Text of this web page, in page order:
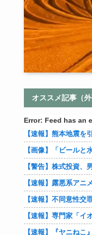
オススメ記事（外
Error: Feed has an